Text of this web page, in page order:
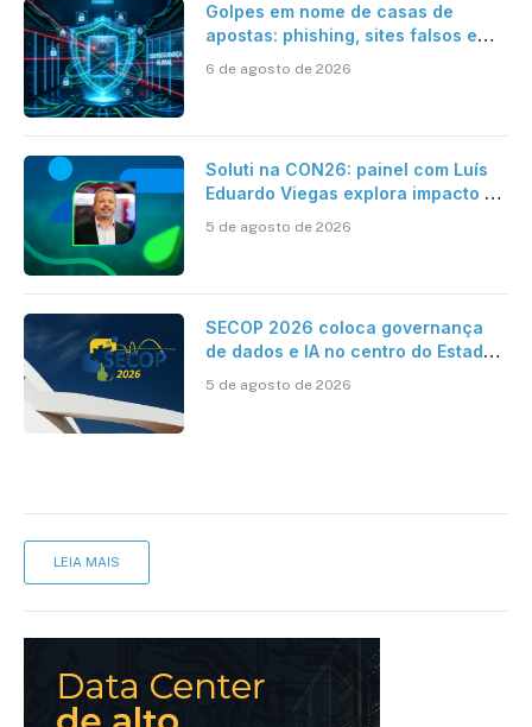
Golpes em nome de casas de
apostas: phishing, sites falsos e
6 de agosto de 2026
Soluti na CON26: painel com Luís
Eduardo Viegas explora impacto de
Contabilidade
5 de agosto de 2026
SECOP 2026 coloca governança
de dados e IA no centro do Estado
5 de agosto de 2026
LEIA MAIS